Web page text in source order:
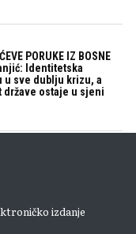
PORUKE IZ BOSNE
Identitetska
u sve dublju krizu, a
države ostaje u sjeni
izdanje